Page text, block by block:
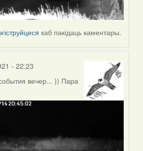
каб пакідаць каментары.
- 22:23
вечер... )) Пара